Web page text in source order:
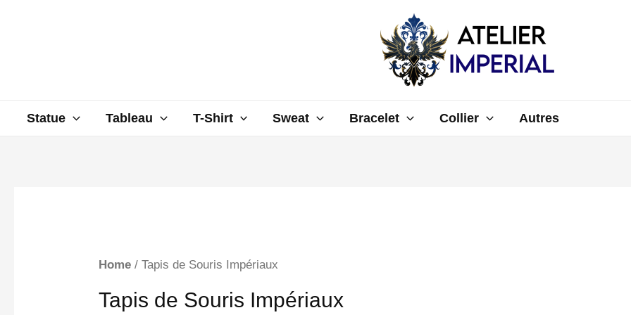
Statue Tableau T-Shirt Sweat Bracelet Collier Autres
Home / Tapis de Souris Impériaux
Tapis de Souris Impériaux